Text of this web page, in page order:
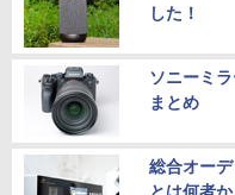
した！
ソニーミ
まとめ
総合オー